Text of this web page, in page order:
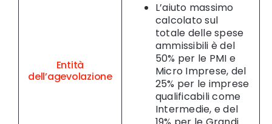
Entità
dell’agevolazione
L’aiuto massimo
calcolato sul
totale delle spese
ammissibili è del
50% per le PMI e
Micro Imprese, del
25% per le imprese
qualificabili come
Intermedie, e del